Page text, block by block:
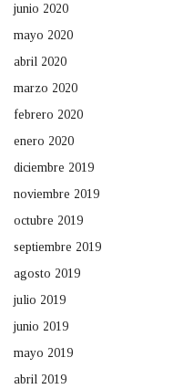
junio 2020
mayo 2020
abril 2020
marzo 2020
febrero 2020
enero 2020
diciembre 2019
noviembre 2019
octubre 2019
septiembre 2019
agosto 2019
julio 2019
junio 2019
mayo 2019
abril 2019